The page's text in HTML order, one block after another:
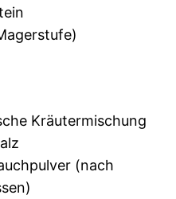
Kräutermischung
(nach